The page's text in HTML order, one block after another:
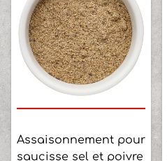
Assaisonnement pour
saucisse sel et poivre